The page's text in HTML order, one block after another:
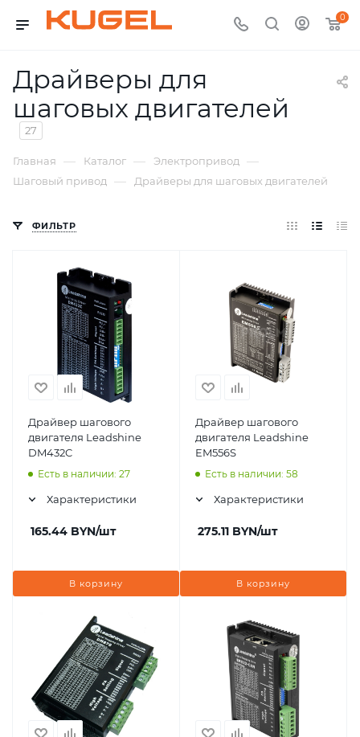
0
Драйверы для
шаговых двигателей
27
Главная — Каталог — Электропривод —
Шаговый привод — Драйверы для шаговых двигателей
ФИЛЬТР
Драйвер шагового
двигателя Leadshine
DM432C
Есть в наличии: 27
Характеристики
165.44 BYN/шт
В корзину
Драйвер шагового
двигателя Leadshine
EM556S
Есть в наличии: 58
Характеристики
275.11 BYN/шт
В корзину